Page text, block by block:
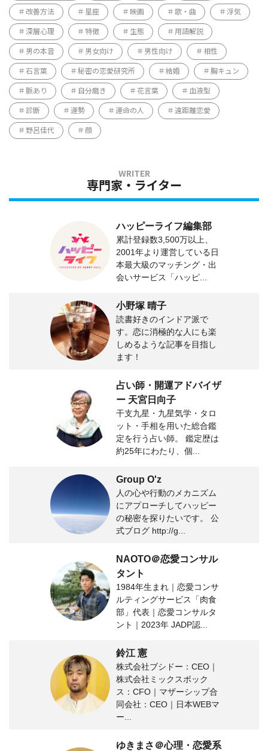
改善方法 星座 映画 歌・曲 浮気
深層心理 特徴 生態 用語解説
男の本音 男女向け 男性向け 相性
石言葉 秘密の恋愛研究所 結婚 胸キュン
脈あり 自分磨き 花言葉 血液型
診断 運勢 運命の人 遠距離恋愛
野呂佳代 顔
専門家・ライター
ハッピーライフ編集部
累計登録数3,500万以上、
2001年より運営している日
本最大級のマッチング・出
会いサービス「ハッピ...
小野塚 晴子
読書好きのインドア派で
す。恋に消極的な人にも楽
しめるような記事を目指し
ます！
占い師・開運アドバイザ
ー 天宮日向子
干支九星・九星気学・タロ
ット・手相を用いた総合鑑
定を行う占い師。 鑑定歴は
約25年にわたり、個...
Group O'z
人の心や行動のメカニズム
にアプローチしてハッピー
の秘密を探りたいです。 公
式ブログ http://g...
NAOTO＠恋愛コンサル
タント
1984年生まれ｜恋愛コンサ
ルティングサービス「肉食
部」代表｜恋愛コンサルタ
ント｜2023年 JADP認...
鈴江 憲
株式会社ブシドー：CEO｜
株式会社ミックスボック
ス：CFO｜マザーシップ合
同会社：CEO｜日本WEBマ
ー...
ゆきまさ＠心理・恋愛系